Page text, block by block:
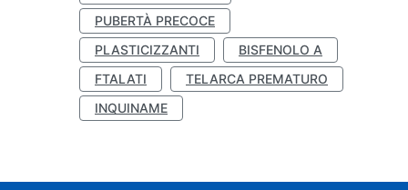
PUBERTÀ PRECOCE
PLASTICIZZANTI
BISFENOLO A
FTALATI
TELARCA PREMATURO
INQUINAME